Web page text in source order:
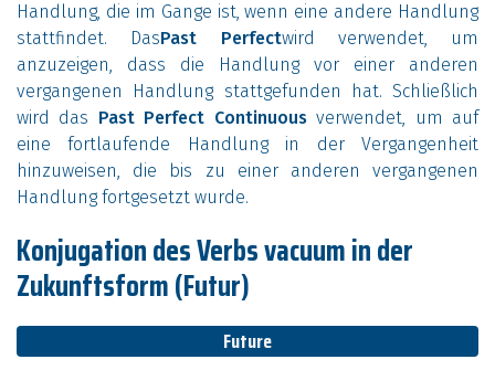
Handlung, die im Gange ist, wenn eine andere Handlung
stattfindet. DasPast Perfectwird verwendet, um
anzuzeigen, dass die Handlung vor einer anderen
vergangenen Handlung stattgefunden hat. Schließlich
wird das Past Perfect Continuousverwendet, um auf
eine fortlaufende Handlung in der Vergangenheit
hinzuweisen, die bis zu einer anderen vergangenen
Handlung fortgesetzt wurde.
Konjugation des Verbs vacuum in der
Zukunftsform (Futur)
Future